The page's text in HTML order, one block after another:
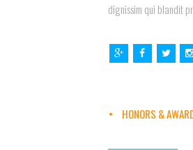
dignissim qui blandit
HONORS &